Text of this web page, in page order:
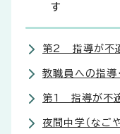
す
第2 指導が不
教職員への指導
第1 指導が不
夜間中学（なご